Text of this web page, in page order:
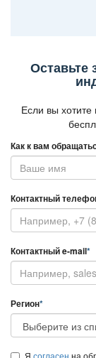
Оставьте
Если вы
Как к вам
Контактный
Контактный e-mail*
Регион*
Я согласен на